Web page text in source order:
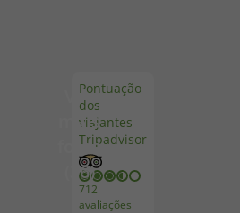
Disneyland ® Paris
Pontuação
dos
viajantes
Tripadvisor
712
avaliações
Ver
mais
fotos
(36)